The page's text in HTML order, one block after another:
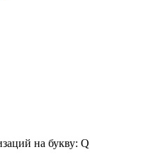
на букву: Q